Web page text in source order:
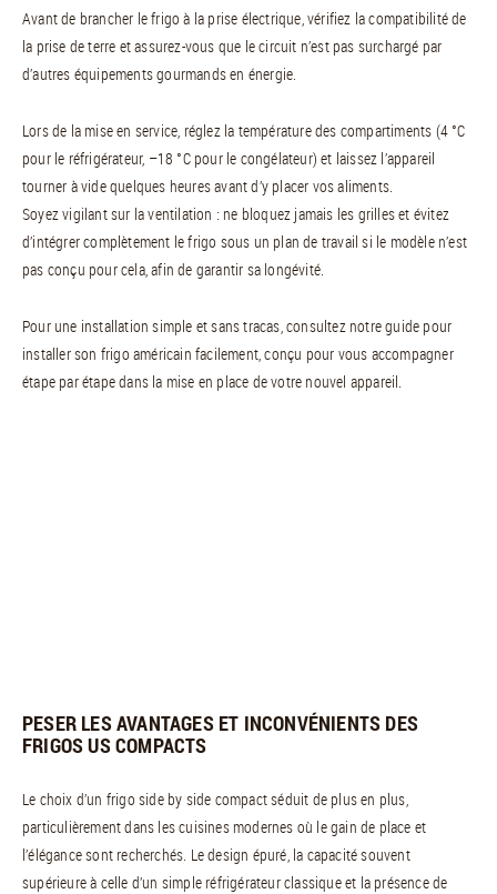
Avant de brancher le frigo à la prise électrique, vérifiez la compatibilité de
la prise de terre et assurez-vous que le circuit n’est pas surchargé par
d’autres équipements gourmands en énergie.
Lors de la mise en service, réglez la température des compartiments (4 °C
pour le réfrigérateur, –18 °C pour le congélateur) et laissez l’appareil
tourner à vide quelques heures avant d’y placer vos aliments.
Soyez vigilant sur la ventilation : ne bloquez jamais les grilles et évitez
d’intégrer complètement le frigo sous un plan de travail si le modèle n’est
pas conçu pour cela, afin de garantir sa longévité.
Pour une installation simple et sans tracas, consultez notre guide pour
installer son frigo américain facilement, conçu pour vous accompagner
étape par étape dans la mise en place de votre nouvel appareil.
PESER LES AVANTAGES ET INCONVÉNIENTS DES
FRIGOS US COMPACTS
Le choix d’un frigo side by side compact séduit de plus en plus,
particulièrement dans les cuisines modernes où le gain de place et
l’élégance sont recherchés. Le design épuré, la capacité souvent
supérieure à celle d’un simple réfrigérateur classique et la présence de